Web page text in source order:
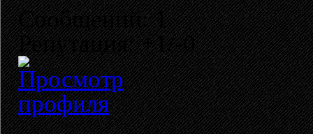
Сообщений: 1
Репутация: +1/-0